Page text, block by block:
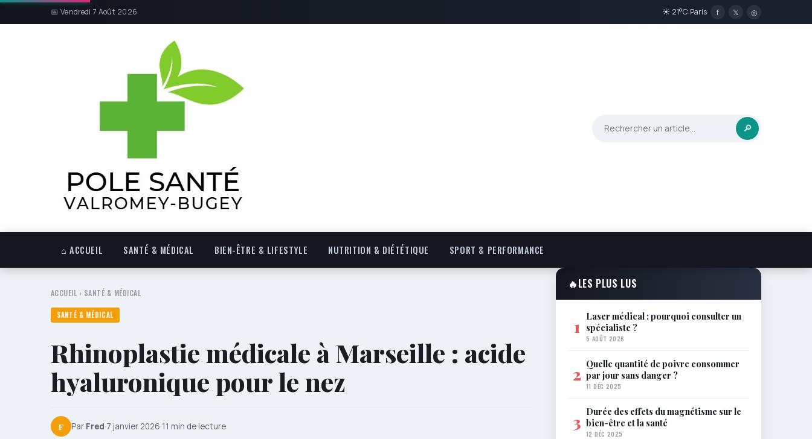
📅 Vendredi 7 Août 2026 ☀ 21°C Paris f 𝕏 ◎
🔎
⌂ ACCUEIL SANTÉ & MÉDICAL BIEN-ÊTRE & LIFESTYLE NUTRITION & DIÉTÉTIQUE SPORT & PERFORMANCE
ACCUEIL › SANTÉ & MÉDICAL
SANTÉ & MÉDICAL
Rhinoplastie médicale à Marseille : acide
hyaluronique pour le nez
F Par Fred·7 janvier 2026·11 min de lecture
🔥LES PLUS LUS
1 Laser médical : pourquoi consulter un
spécialiste ?
5 AOÛT 2026
2 Quelle quantité de poivre consommer
par jour sans danger ?
11 DÉC 2025
3 Durée des effets du magnétisme sur le
bien-être et la santé
12 DÉC 2025